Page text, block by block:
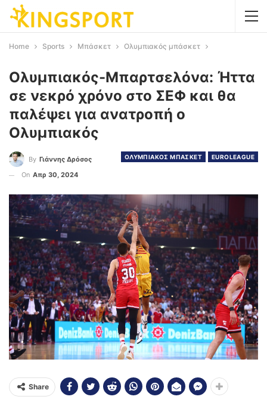
Home Sports Μπάσκετ Ολυμπιακός μπάσκετ
Ολυμπιακός-Μπαρτσελόνα: Ήττα
σε νεκρό χρόνο στο ΣΕΦ και θα
παλέψει για ανατροπή ο
Ολυμπιακός
ΟΛΥΜΠΙΑΚΟΣ ΜΠΑΣΚΕΤ EUROLEAGUE
By Γιάννης Δρόσος
On Απρ 30, 2024
Share